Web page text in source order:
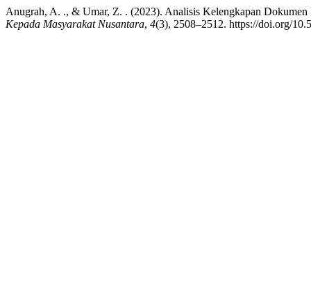
Anugrah, A. ., & Umar, Z. . (2023). Analisis Kelengkapan
Kepada Masyarakat Nusantara, 4(3), 2508–2512. https://doi.org/